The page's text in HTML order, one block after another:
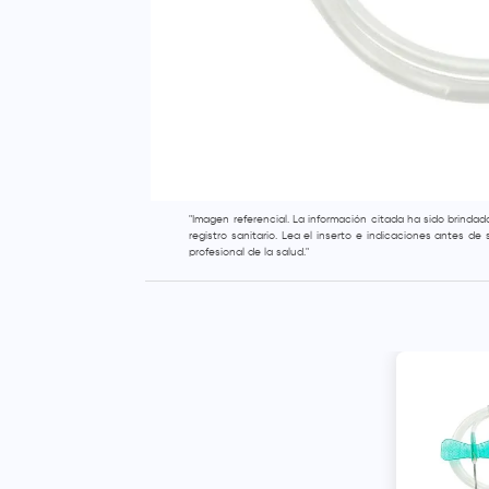
"Imagen referencial. La información citada ha sido
registro sanitario. Lea el inserto e indicaciones antes
profesional de la salud."